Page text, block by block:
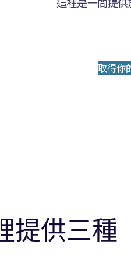
取得你
提供三種